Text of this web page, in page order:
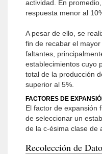
actividad. En
respuesta menor al
A pesar de ello, se
fin de recabar el
faltantes,
establecimientos cuyo
total de la producción
superior al 5%.
FACTORES DE
El factor de expansión
de seleccionar un
de la c-ésima clase de
Recolección de